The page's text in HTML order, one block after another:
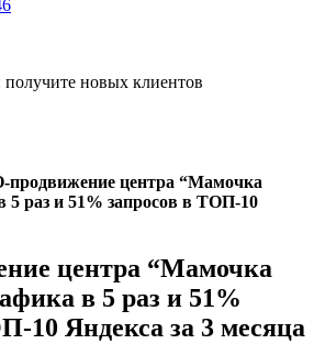
получите новых клиентов
продвижение центра “Мамочка
5 раз и 51% запросов в ТОП-10
центра “Мамочка
в 5 раз и 51%
10 Яндекса за 3 месяца